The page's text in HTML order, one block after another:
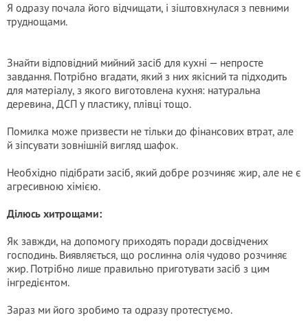
Я одразу почала його відчищати, і зіштовхнулася з певними
труднощами.
Знайти відповідний мийний засіб для кухні — непросте
завдання. Потрібно вгадати, який з них якісний та підходить
для матеріалу, з якого виготовлена кухня: натуральна
деревина, ДСП у пластику, плівці тощо.
Помилка може призвести не тільки до фінансових втрат, але
й зіпсувати зовнішній вигляд шафок.
Необхідно підібрати засіб, який добре розчиняє жир, але не є
агресивною хімією.
Ділюсь хитрощами:
Як завжди, на допомогу приходять поради досвідчених
господинь. Виявляється, що рослинна олія чудово розчиняє
жир. Потрібно лише правильно приготувати засіб з цим
інгредієнтом.
Зараз ми його зробимо та одразу протестуємо.